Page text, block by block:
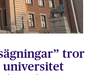
tror
universitet